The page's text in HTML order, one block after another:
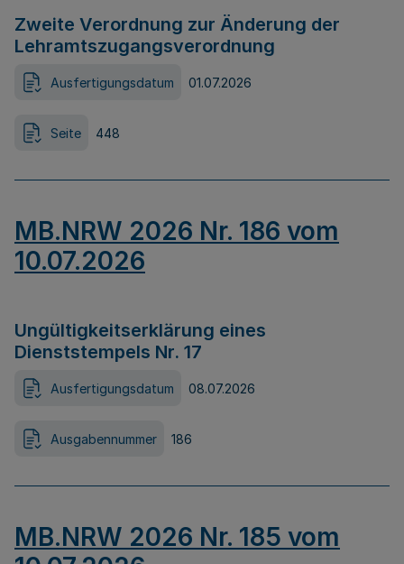
Zweite Verordnung zur Änderung der
Lehramtszugangsverordnung
Ausfertigungsdatum 01.07.2026
Seite 448
MB.NRW 2026 Nr. 186 vom
10.07.2026
Ungültigkeitserklärung eines
Dienststempels Nr. 17
Ausfertigungsdatum 08.07.2026
Ausgabennummer 186
MB.NRW 2026 Nr. 185 vom